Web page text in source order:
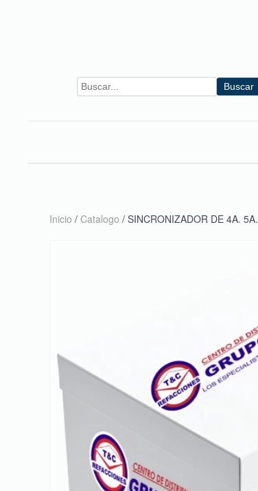
Buscar
Inicio / Catalogo / SINCRONIZADOR DE 4A. 5A.